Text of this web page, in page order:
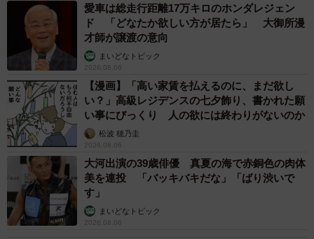
最後に、本を出版されたというまぼさんからこんなコメン
トを頂戴しました。
「最近、『1日たった10分赤ちゃんぐっすりねんね』という
赤ちゃんの寝かしつけについての本を出版しました。寝か
しつけに悩んでいるご家庭に届いてほしいと思っていま
す！」
「1日たった10分赤ちゃんぐっすりねんね」（楽天ブッ
クス）
数年前。
まいどなデータ
2026.08.06
自転車通行可の歩道 電動キックボードで走行
中、小学生とあわや衝突！ 「歩道走行は道交
法違反でしょ」と指摘されました【弁護士が解
説】長澤 芳子
2026.08.06
タイの電車の中で見た優先席のマーク 子ど
も、妊娠、けが人、お年寄り… 一つだけ謎の
ものが！？「だから黄色なんですね」
中将 タカノリ
2026.08.06
【物価高が直撃】お盆帰省「予定なし」が約半
数 新幹線・高速バスの「使い分け」が鮮明に